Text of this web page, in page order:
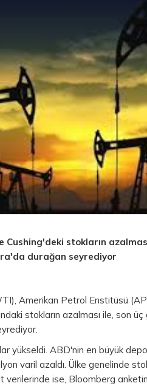
stokların
durağan seyrediyor
Amerikan Petrol Enstitüsü
stokların azalması ile, son
yükseldi. ABD'nin en büyük
varil azaldı. Ülke genelinde
verilerinde ise, Bloomberg